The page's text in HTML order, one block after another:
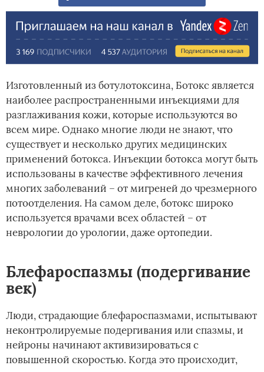
Изготовленный из ботулотоксина, Ботокс является
наиболее распространенными инъекциями для
разглаживания кожи, которые используются во
всем мире. Однако многие люди не знают, что
существует и несколько других медицинских
применений ботокса. Инъекции ботокса могут быть
использованы в качестве эффективного лечения
многих заболеваний – от мигреней до чрезмерного
потоотделения. На самом деле, ботокс широко
используется врачами всех областей – от
неврологии до урологии, даже ортопедии.
Блефароспазмы (подергивание
век)
Люди, страдающие блефароспазмами, испытывают
неконтролируемые подергивания или спазмы, и
нейроны начинают активизироваться с
повышенной скоростью. Когда это происходит,